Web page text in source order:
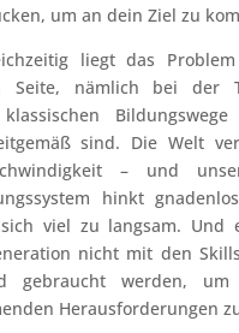
um an dein Ziel zu
liegt das
Seite, nämlich bei der
sind. Die Welt
– und
hinkt
viel zu langsam. Und
nicht mit den
gebraucht werden,
Herausforderungen